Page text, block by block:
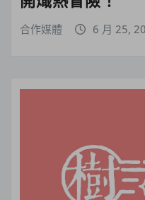
合作媒體 6 月 25,